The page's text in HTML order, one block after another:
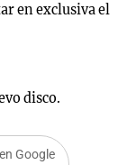
en exclusiva el
disco.
Google